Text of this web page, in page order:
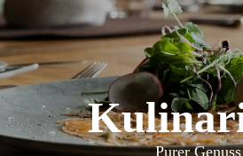
Purer Genuss